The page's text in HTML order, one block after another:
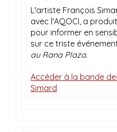
L'artiste François
avec l'AQOCI, a
pour informer en
sur ce triste
au Rana Plaza.
Accéder à la bande
Simard